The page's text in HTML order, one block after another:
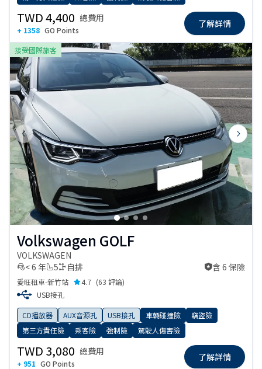
TWD 4,400 總費用
+ 1358 GO Points
了解詳情
接受國際旅客
Previous slide Next
Volkswagen GOLF
VOLKSWAGEN
< 6 年
5 自排
含 6 保險 含 6 保險
愛旺租車-新竹站 4.7 (63 評論)
USB接孔
CD播放器 AUX音源孔 USB接孔 車輛碰撞險
竊盜險
第三方責任險
乘客險 強制險 駕駛人傷害險
TWD 3,080 總費用
+ 951 GO Points
了解詳情